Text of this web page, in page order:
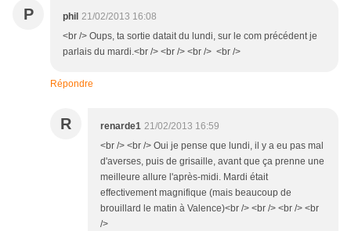
P phil 21/02/2013 16:08
<br /> Oups, ta sortie datait du lundi, sur le com précédent je
parlais du mardi.<br /> <br /> <br /> <br />
Répondre
R renarde1 21/02/2013 16:59
<br /> <br /> Oui je pense que lundi, il y a eu pas mal
d'averses, puis de grisaille, avant que ça prenne une
meilleure allure l'après-midi. Mardi était
effectivement magnifique (mais beaucoup de
brouillard le matin à Valence)<br /> <br /> <br /> <br
/>